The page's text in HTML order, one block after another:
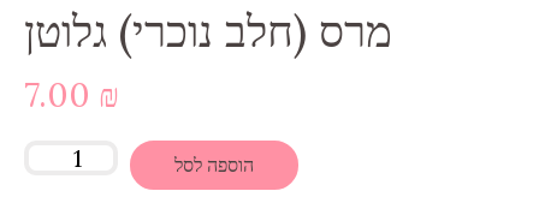
מרס (חלב נוכרי) גלוטן
7.00 ₪
הוספה לסל